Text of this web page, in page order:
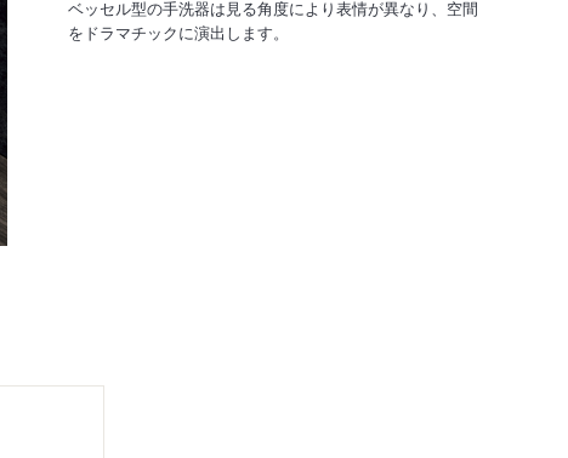
ベッセル型の手洗器は見る角度により表情が異なり、空間
をドラマチックに演出します。